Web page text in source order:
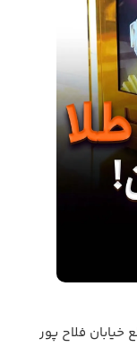
خیابان فلاح پور